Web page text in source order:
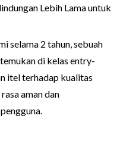
Lebih Lama untuk
selama 2 tahun, sebuah
di kelas entry-
itel terhadap kualitas
aman dan